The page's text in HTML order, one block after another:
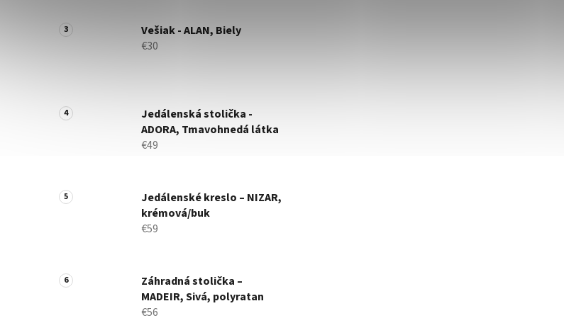
Vešiak - ALAN, Biely
€30
Jedálenská stolička -
ADORA, Tmavohnedá látka
€49
Jedálenské kreslo – NIZAR,
krémová/buk
€59
Záhradná stolička –
MADEIR, Sivá, polyratan
€56